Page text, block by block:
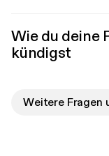
Wie du deine
kündigst
Weitere Fragen